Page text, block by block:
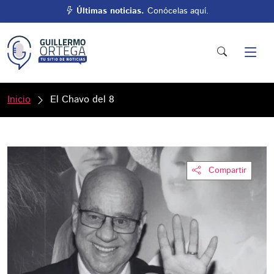
Últimas noticias. Conócelas aquí.
Inicio El Chavo del 8
Compartir